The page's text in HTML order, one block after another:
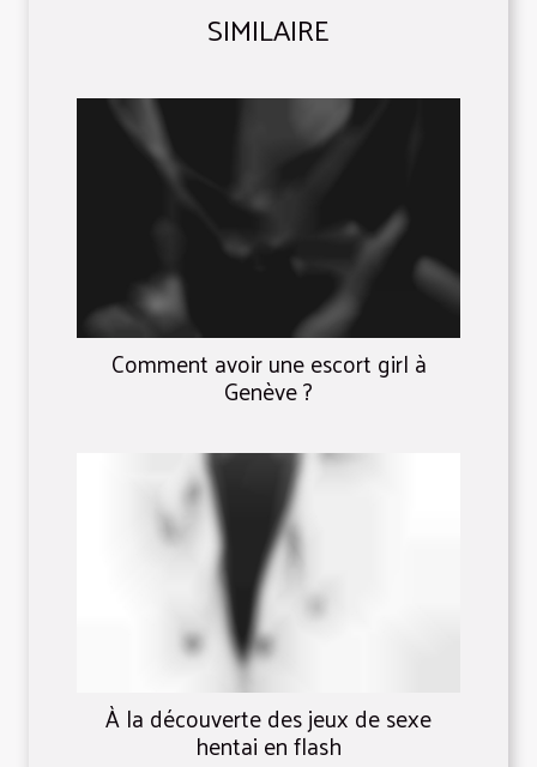
SIMILAIRE
Comment avoir une escort girl à
Genève ?
À la découverte des jeux de sexe
hentai en flash